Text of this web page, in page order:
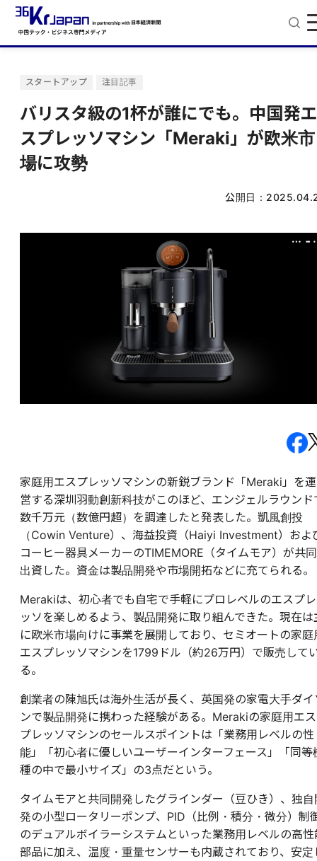
スタートアップ 注目記事
バリスタ級の1杯が誰にでも。中国発エ
スプレッソマシン「Meraki」が欧米市
場に攻勢
公開日：
家庭用エスプレッソマシンの新鋭ブランド「Meraki」を運
営する深圳羽動創新科技がこのほど、エンジェルラウンド
数千万元（数億円超）を調達したと発表した。凱風創投
（Cowin Venture）、海益投資（Haiyi Investment）およ
コーヒー器具メーカーのTIMEMORE（タイムモア）が共同
出資した。資金は製品開発や市場開拓などに充てられる。
Merakiは、初心者でも自宅で手軽にプロレベルのエスプレ
ッソを楽しめるよう、製品開発に取り組んできた。現在は
に欧米市場向けに事業を展開しており、セミオートの家庭
エスプレッソマシンを1799ドル（約26万円）で販売して
る。
創業者の陳旭氏は海外生活が長く、英国発の家電大手ダイ
ンで製品開発に携わった経験がある。Merakiの家庭用エス
プレッソマシンのセールスポイントは「業務用レベルの性
能」「初心者に優しいユーザーインターフェース」「同等
種の中で最小サイズ」の3点だという。
タイムモアと共同開発したグラインダー（豆ひき）、独自
発の小型ロータリーポンプ、PID（比例・積分・微分）制
のデュアルボイラーシステムといった業務用レベルの高性
部品に加え、温度・重量センサーも内蔵されており、安定